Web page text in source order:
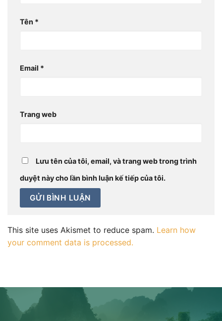
Tên *
Email *
Trang web
Lưu tên của tôi, email, và trang web trong trình
duyệt này cho lần bình luận kế tiếp của tôi.
This site uses Akismet to reduce spam. Learn how
your comment data is processed.